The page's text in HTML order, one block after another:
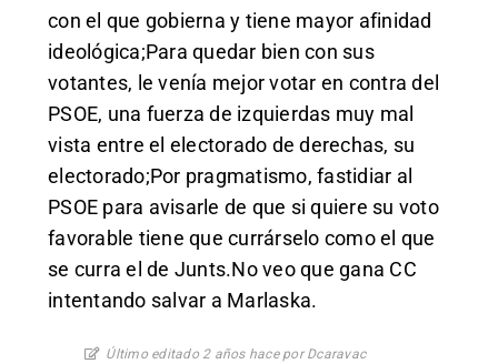
con el que gobierna y tiene mayor afinidad
ideológica;Para quedar bien con sus
votantes, le venía mejor votar en contra del
PSOE, una fuerza de izquierdas muy mal
vista entre el electorado de derechas, su
electorado;Por pragmatismo, fastidiar al
PSOE para avisarle de que si quiere su voto
favorable tiene que currárselo como el que
se curra el de Junts.No veo que gana CC
intentando salvar a Marlaska.
Último editado 2 años hace por Dcaravac